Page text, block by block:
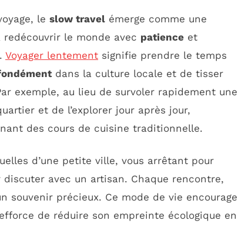
le slow travel émerge comme une
le monde avec patience et
Voyager lentement signifie prendre le temps
dans la culture locale et de tisser
exemple, au lieu de survoler rapidement une
et de l’explorer jour après jour,
des cours de cuisine traditionnelle.
d’une petite ville, vous arrêtant pour
avec un artisan. Chaque rencontre,
souvenir précieux. Ce mode de vie encourage
de réduire son empreinte écologique en